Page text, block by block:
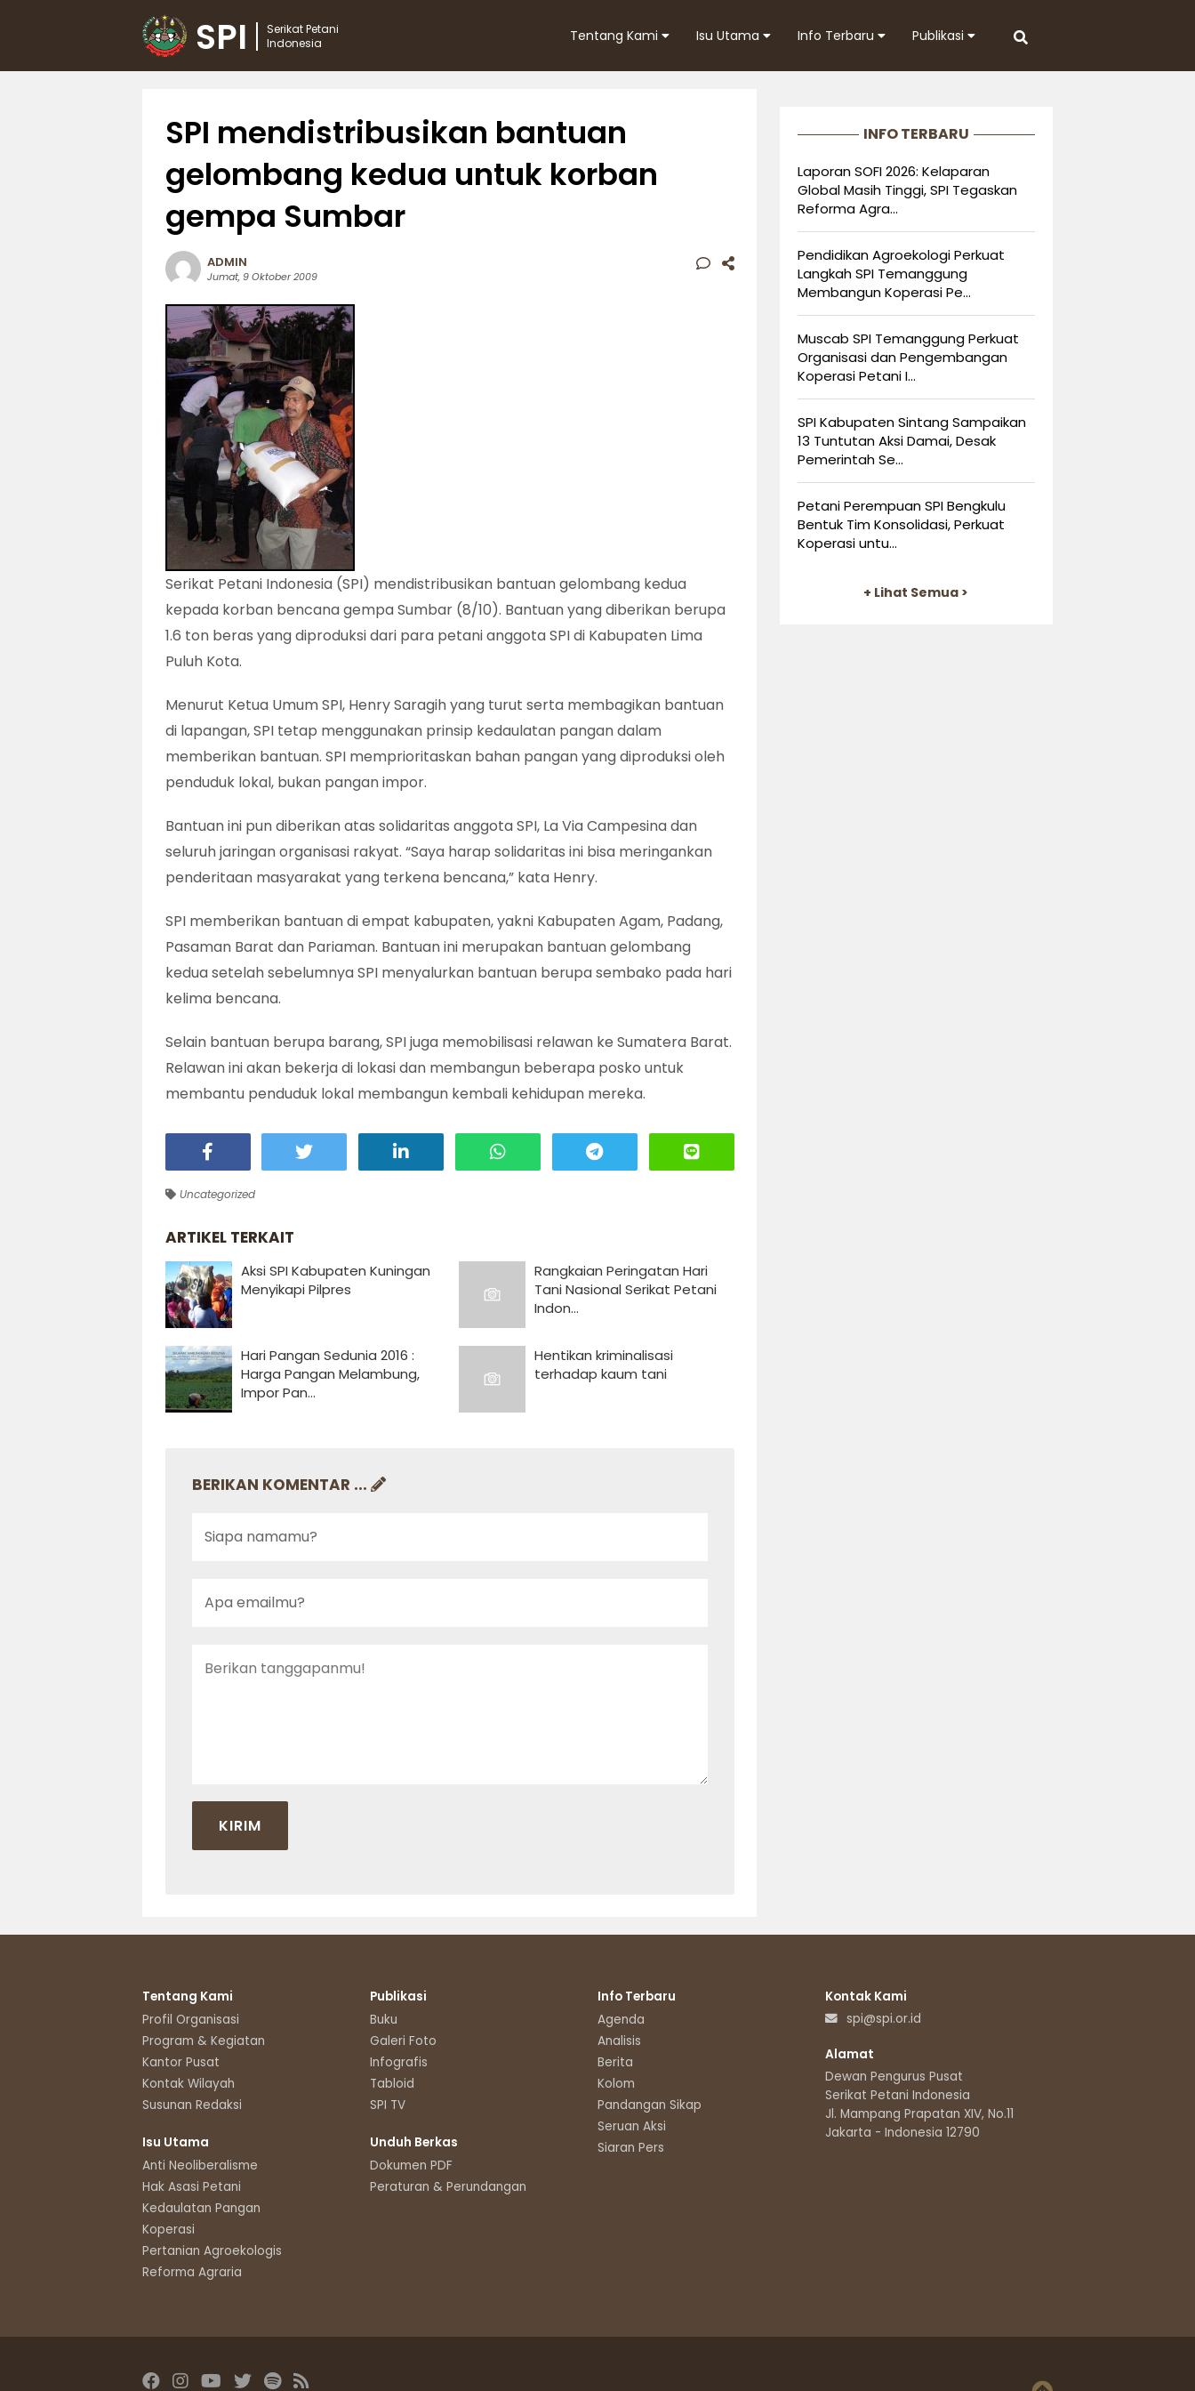
SPI
Serikat Petani
Indonesia
Tentang Kami Isu Utama Info Terbaru Publikasi
SPI mendistribusikan bantuan
gelombang kedua untuk korban
gempa Sumbar
ADMIN
Jumat, 9 Oktober 2009
Serikat Petani Indonesia (SPI) mendistribusikan bantuan gelombang kedua
kepada korban bencana gempa Sumbar (8/10). Bantuan yang diberikan berupa
1.6 ton beras yang diproduksi dari para petani anggota SPI di Kabupaten Lima
Puluh Kota.
Menurut Ketua Umum SPI, Henry Saragih yang turut serta membagikan bantuan
di lapangan, SPI tetap menggunakan prinsip kedaulatan pangan dalam
memberikan bantuan. SPI memprioritaskan bahan pangan yang diproduksi oleh
penduduk lokal, bukan pangan impor.
Bantuan ini pun diberikan atas solidaritas anggota SPI, La Via Campesina dan
seluruh jaringan organisasi rakyat. “Saya harap solidaritas ini bisa meringankan
penderitaan masyarakat yang terkena bencana,” kata Henry.
SPI memberikan bantuan di empat kabupaten, yakni Kabupaten Agam, Padang,
Pasaman Barat dan Pariaman. Bantuan ini merupakan bantuan gelombang
kedua setelah sebelumnya SPI menyalurkan bantuan berupa sembako pada hari
kelima bencana.
Selain bantuan berupa barang, SPI juga memobilisasi relawan ke Sumatera Barat.
Relawan ini akan bekerja di lokasi dan membangun beberapa posko untuk
membantu penduduk lokal membangun kembali kehidupan mereka.
Uncategorized
ARTIKEL TERKAIT
Aksi SPI Kabupaten Kuningan
Menyikapi Pilpres
Hari Pangan Sedunia 2016 :
Harga Pangan Melambung,
Impor Pan...
Rangkaian Peringatan Hari
Tani Nasional Serikat Petani
Indon...
Hentikan kriminalisasi
terhadap kaum tani
BERIKAN KOMENTAR ...
INFO TERBARU
Laporan SOFI 2026: Kelaparan
Global Masih Tinggi, SPI Tegaskan
Reforma Agra...
Pendidikan Agroekologi Perkuat
Langkah SPI Temanggung
Membangun Koperasi Pe...
Muscab SPI Temanggung Perkuat
Organisasi dan Pengembangan
Koperasi Petani I...
SPI Kabupaten Sintang Sampaikan
13 Tuntutan Aksi Damai, Desak
Pemerintah Se...
Petani Perempuan SPI Bengkulu
Bentuk Tim Konsolidasi, Perkuat
Koperasi untu...
+ Lihat Semua >
Tentang Kami
Profil Organisasi
Program & Kegiatan
Kantor Pusat
Kontak Wilayah
Susunan Redaksi
Isu Utama
Anti Neoliberalisme
Hak Asasi Petani
Kedaulatan Pangan
Koperasi
Pertanian Agroekologis
Reforma Agraria
Publikasi
Buku
Galeri Foto
Infografis
Tabloid
SPI TV
Unduh Berkas
Dokumen PDF
Peraturan & Perundangan
Info Terbaru
Agenda
Analisis
Berita
Kolom
Pandangan Sikap
Seruan Aksi
Siaran Pers
Kontak Kami
spi@spi.or.id
Alamat
Dewan Pengurus Pusat
Serikat Petani Indonesia
Jl. Mampang Prapatan XIV, No.11
Jakarta - Indonesia 12790